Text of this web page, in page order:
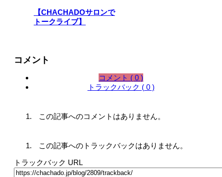
【CHACHADOサロンで
トークライブ】
コメント
コメント ( 0 )
トラックバック ( 0 )
この記事へのコメントはありません。
この記事へのトラックバックはありません。
トラックバック URL